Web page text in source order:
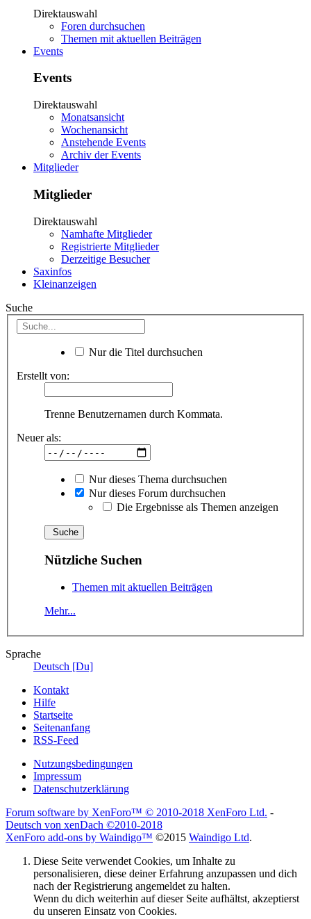
Direktauswahl
Foren durchsuchen
Themen mit aktuellen Beiträgen
Events
Events
Direktauswahl
Monatsansicht
Wochenansicht
Anstehende Events
Archiv der Events
Mitglieder
Mitglieder
Direktauswahl
Namhafte Mitglieder
Registrierte Mitglieder
Derzeitige Besucher
Saxinfos
Kleinanzeigen
Suche
Nur die Titel durchsuchen
Erstellt von:
Trenne Benutzernamen durch Kommata.
Neuer als:
Nur dieses Thema durchsuchen
Nur dieses Forum durchsuchen
Die Ergebnisse als Themen anzeigen
Nützliche Suchen
Themen mit aktuellen Beiträgen
Mehr...
Sprache
Deutsch [Du]
Kontakt
Hilfe
Startseite
Seitenanfang
RSS-Feed
Nutzungsbedingungen
Impressum
Datenschutzerklärung
Forum software by XenForo™ © 2010-2018 XenForo Ltd. -
Deutsch von xenDach ©2010-2018
XenForo add-ons by Waindigo™ ©2015 Waindigo Ltd.
Diese Seite verwendet Cookies, um Inhalte zu
personalisieren, diese deiner Erfahrung anzupassen und dich
nach der Registrierung angemeldet zu halten.
Wenn du dich weiterhin auf dieser Seite aufhältst, akzeptierst
du unseren Einsatz von Cookies.